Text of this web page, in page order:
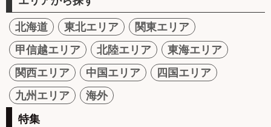
北海道 東北エリア
関東エリア
甲信越エリア
北陸エリア
東海エリア
関西エリア
中国エリア
四国エリア
九州エリア
海外
特集